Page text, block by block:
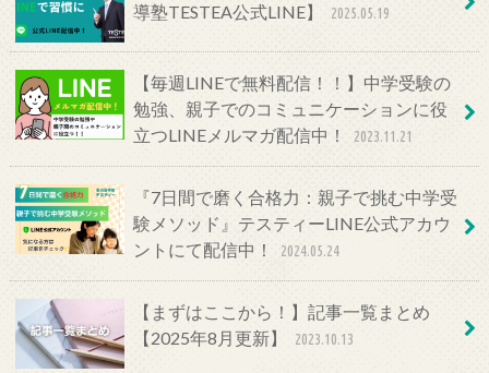
導塾TESTEA公式LINE】
2025.05.19
【毎週LINEで無料配信！！】中学受験の
勉強、親子でのコミュニケーションに役
立つLINEメルマガ配信中！
2023.11.21
『7日間で磨く合格力：親子で挑む中学受
験メソッド』テスティーLINE公式アカウ
ントにて配信中！
2024.05.24
【まずはここから！】記事一覧まとめ
【2025年8月更新】
2023.10.13